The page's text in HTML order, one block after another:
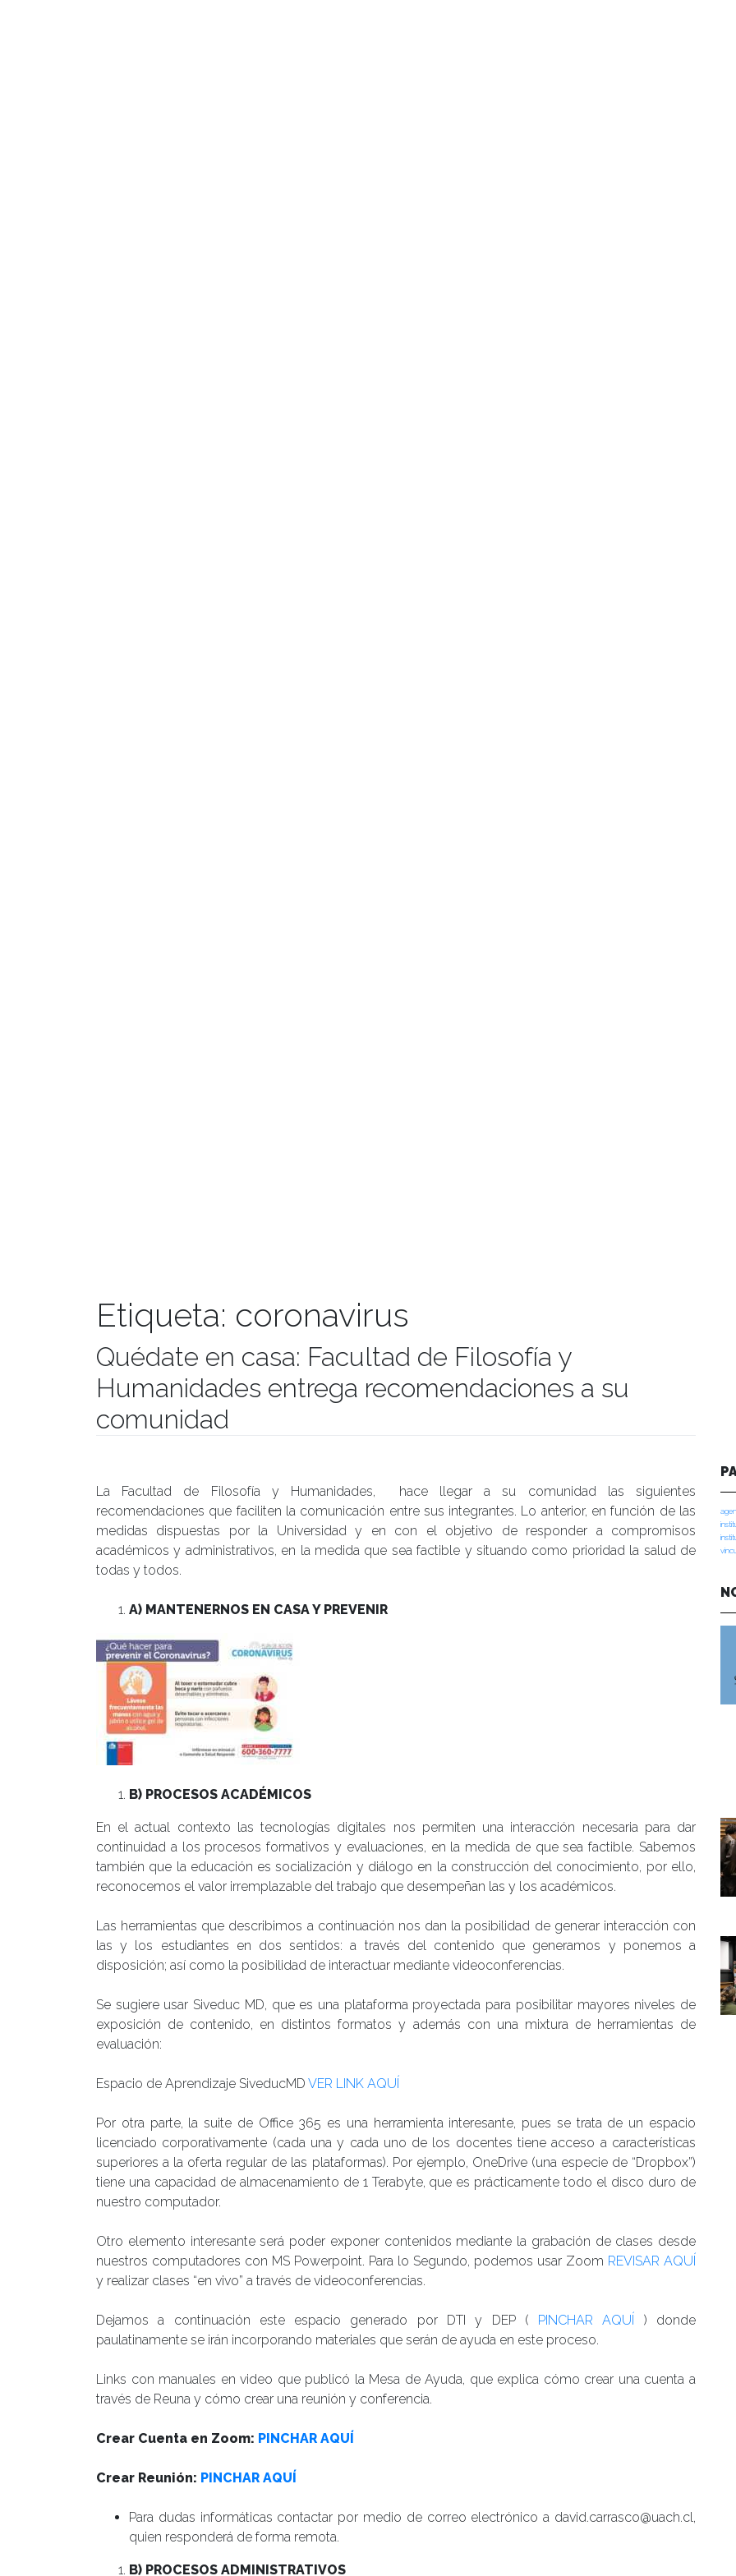
Etiqueta: coronavirus
Quédate en casa: Facultad de Filosofía y
Humanidades entrega recomendaciones a su
comunidad
La Facultad de Filosofía y Humanidades, hace llegar a su comunidad las siguientes
recomendaciones que faciliten la comunicación entre sus integrantes. Lo anterior, en función de las
medidas dispuestas por la Universidad y en con el objetivo de responder a compromisos
académicos y administrativos, en la medida que sea factible y situando como prioridad la salud de
todas y todos.
A) MANTENERNOS EN CASA Y PREVENIR
B) PROCESOS ACADÉMICOS
En el actual contexto las tecnologías digitales nos permiten una interacción necesaria para dar
continuidad a los procesos formativos y evaluaciones, en la medida de que sea factible. Sabemos
también que la educación es socialización y diálogo en la construcción del conocimiento, por ello,
reconocemos el valor irremplazable del trabajo que desempeñan las y los académicos.
Las herramientas que describimos a continuación nos dan la posibilidad de generar interacción con
las y los estudiantes en dos sentidos: a través del contenido que generamos y ponemos a
disposición; así como la posibilidad de interactuar mediante videoconferencias.
Se sugiere usar Siveduc MD, que es una plataforma proyectada para posibilitar mayores niveles de
exposición de contenido, en distintos formatos y además con una mixtura de herramientas de
evaluación:
Espacio de Aprendizaje SiveducMD VER LINK AQUÍ
Por otra parte, la suite de Office 365 es una herramienta interesante, pues se trata de un espacio
licenciado corporativamente (cada una y cada uno de los docentes tiene acceso a características
superiores a la oferta regular de las plataformas). Por ejemplo, OneDrive (una especie de “Dropbox”)
tiene una capacidad de almacenamiento de 1 Terabyte, que es prácticamente todo el disco duro de
nuestro computador.
Otro elemento interesante será poder exponer contenidos mediante la grabación de clases desde
nuestros computadores con MS Powerpoint. Para lo Segundo, podemos usar Zoom REVISAR AQUÍ
y realizar clases “en vivo” a través de videoconferencias.
Dejamos a continuación este espacio generado por DTI y DEP ( PINCHAR AQUÍ ) donde
paulatinamente se irán incorporando materiales que serán de ayuda en este proceso.
Links con manuales en video que publicó la Mesa de Ayuda, que explica cómo crear una cuenta a
través de Reuna y cómo crear una reunión y conferencia.
Crear Cuenta en Zoom: PINCHAR AQUÍ
Crear Reunión: PINCHAR AQUÍ
Para dudas informáticas contactar por medio de correo electrónico a david.carrasco@uach.cl,
quien responderá de forma remota.
B) PROCESOS ADMINISTRATIVOS